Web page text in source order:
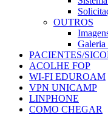
OUTROS
Galeria
PACIENTES/
ACOLHE FOP
WI-FI EDUROAM
VPN UNICAMP
LINPHONE
COMO CHEGAR